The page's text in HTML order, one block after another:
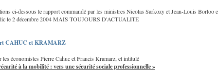
ci-dessous le rapport commandé par les ministres Nicolas Sarkozy et Jean-Louis Borloo
le 2 décembre 2004 MAIS TOUJOURS D'ACTUALITE
CAHUC et KRAMARZ
les économistes Pierre Cahuc et Francis Kramarz, et intitulé
à la mobilité : vers une sécurité sociale professionnelle »